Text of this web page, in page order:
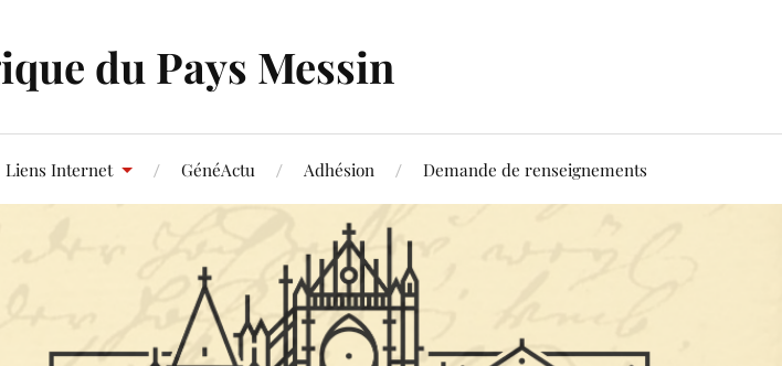
du Pays Messin
Liens Internet GénéActu Adhésion Demande de renseignements